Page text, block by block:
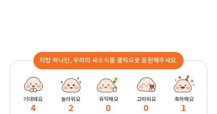
지방 하나만, 우리의 새소식을 클릭으로 응원해주세요.
기대돼요
4
놀라워요
2
유익해요
0
고마워요
0
축하해요
1